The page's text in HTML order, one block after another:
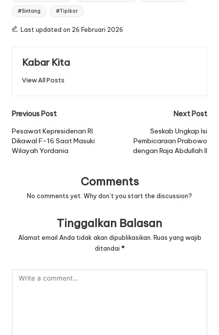
#Sintang #Tipikor
Last updated on 26 Februari 2026
Kabar Kita
View All Posts
Post
navigation
Previous Post
Pesawat Kepresidenan RI
Dikawal F-16 Saat Masuki
Wilayah Yordania
Next Post
Seskab Ungkap Isi
Pembicaraan Prabowo
dengan Raja Abdullah II
Comments
No comments yet. Why don’t you start the discussion?
Tinggalkan Balasan
Alamat email Anda tidak akan dipublikasikan. Ruas yang wajib
ditandai *